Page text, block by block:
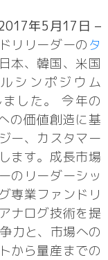
年5月17日 –
リリーダーのタ
本、韓国、米国
シンポジウム
ました。 今年の
の価値創造に基
ー、カスタマー
ます。成長市場
のリーダーシッ
専業ファンドリ
ナログ技術を提
力と、市場への
から量産までの